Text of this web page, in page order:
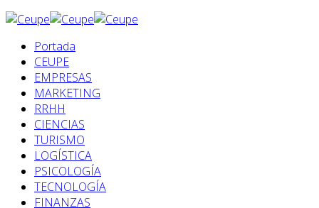
Portada
CEUPE
EMPRESAS
MARKETING
RRHH
CIENCIAS
TURISMO
LOGÍSTICA
PSICOLOGÍA
TECNOLOGÍA
FINANZAS